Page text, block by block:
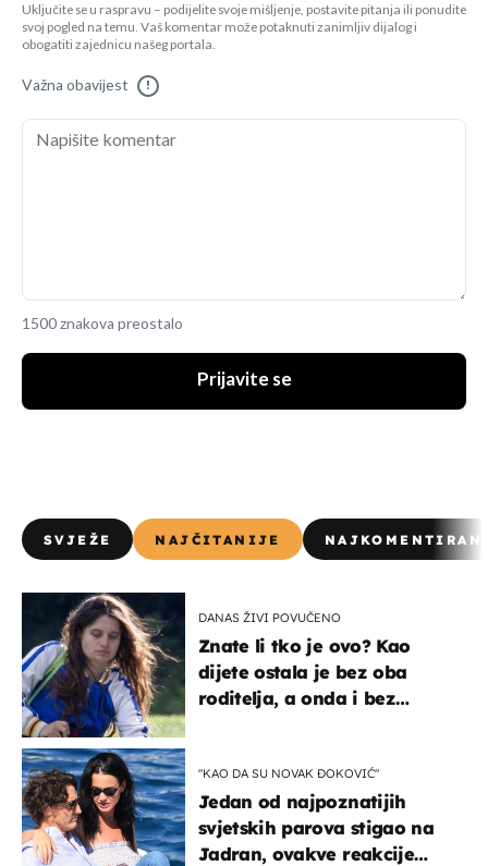
Uključite se u raspravu – podijelite svoje mišljenje, postavite pitanja ili ponudite
svoj pogled na temu. Vaš komentar može potaknuti zanimljiv dijalog i
obogatiti zajednicu našeg portala.
Važna obavijest !
1500 znakova preostalo
Prijavite se
SVJEŽE NAJČITANIJE
DANAS ŽIVI POVUČENO
Znate li tko je ovo? Kao
dijete ostala je bez oba
roditelja, a onda i bez
"KAO DA SU NOVAK ĐOKOVIĆ"
Jedan od najpoznatijih
svjetskih parova stigao na
Jadran, ovakve reakcije